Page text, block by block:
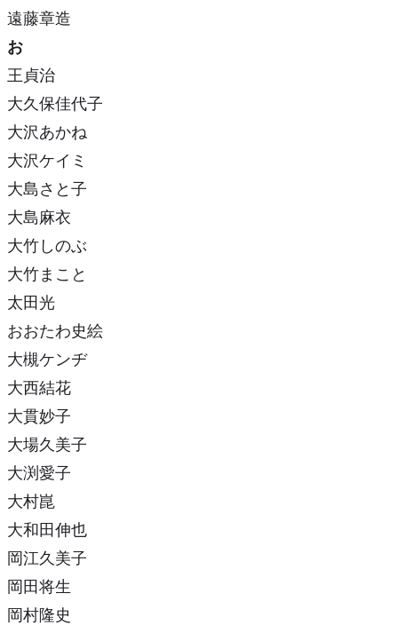
遠藤章造
お
王貞治
大久保佳代子
大沢あかね
大沢ケイミ
大島さと子
大島麻衣
大竹しのぶ
大竹まこと
太田光
おおたわ史絵
大槻ケンヂ
大西結花
大貫妙子
大場久美子
大渕愛子
大村崑
大和田伸也
岡江久美子
岡田将生
岡村隆史